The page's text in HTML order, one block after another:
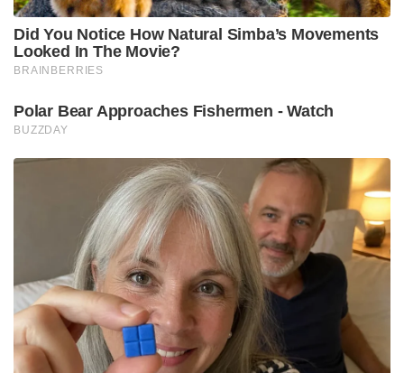
Did You Notice How Natural Simba’s Movements
Looked In The Movie?
BRAINBERRIES
Polar Bear Approaches Fishermen - Watch
BUZZDAY